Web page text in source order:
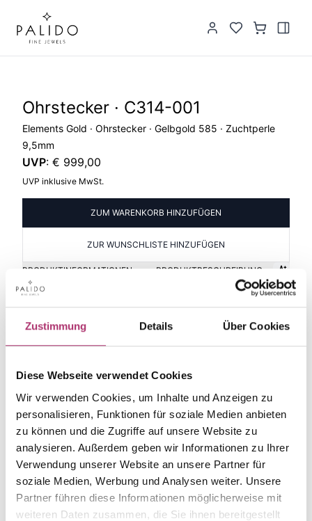
Zustimmung Details Über Cookies
Diese Webseite verwendet Cookies
Wir verwenden Cookies, um Inhalte und Anzeigen zu
personalisieren, Funktionen für soziale Medien anbieten
zu können und die Zugriffe auf unsere Website zu
analysieren. Außerdem geben wir Informationen zu Ihrer
Verwendung unserer Website an unsere Partner für
soziale Medien, Werbung und Analysen weiter. Unsere
Partner führen diese Informationen möglicherweise mit
weiteren Daten zusammen, die Sie ihnen bereitgestellt
Ohrstecker · C314-001
Elements Gold · Ohrstecker · Gelbgold 585 · Zuchtperle
9,5mm
UVP: € 999,00
UVP inklusive MwSt.
ZUM WARENKORB HINZUFÜGEN
ZUR WUNSCHLISTE HINZUFÜGEN
PRODUKTINFORMATIONEN PRODUKTBESCHREIBUNG
Ohrstecker
Gold
EAN
Alternativ
Feingehalt
585
Farbe
Gelbgold
Steinfarbe
Perle
Steinart
Perle
Stein
Größe